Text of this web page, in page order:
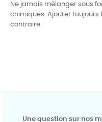
Ne jamais mélanger sous
chimiques. Ajouter
contraire.
Une question sur nos